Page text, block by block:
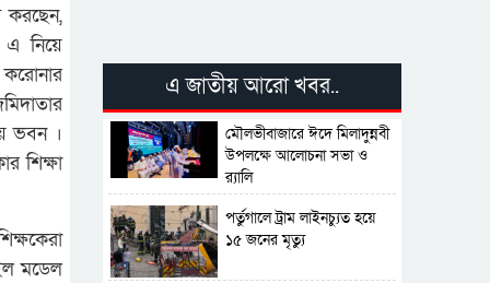
করছেন,
এ নিয়ে
ভবন ।
শিক্ষা
মডেল
এ জাতীয় আরো খবর..
মৌলভীবাজারে ঈদে মিলাদুন্নবী
উপলক্ষে আলোচনা সভা ও
র‍্যালি
পর্তুগালে ট্রাম লাইনচ্যুত হয়ে
১৫ জনের মৃত্যু